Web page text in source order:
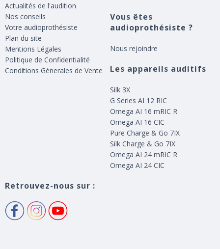
Actualités de l'audition
Nos conseils
Votre audioprothésiste
Plan du site
Mentions Légales
Politique de Confidentialité
Conditions Génerales de Vente
Vous êtes
audioprothésiste ?
Nous rejoindre
Les appareils auditifs
Silk 3X
G Series AI 12 RIC
Omega AI 16 mRIC R
Omega AI 16 CIC
Pure Charge & Go 7IX
Silk Charge & Go 7IX
Omega AI 24 mRIC R
Omega AI 24 CIC
Retrouvez-nous sur :